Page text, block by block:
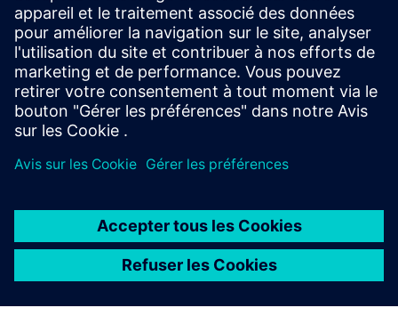
Satisfaction des occupants